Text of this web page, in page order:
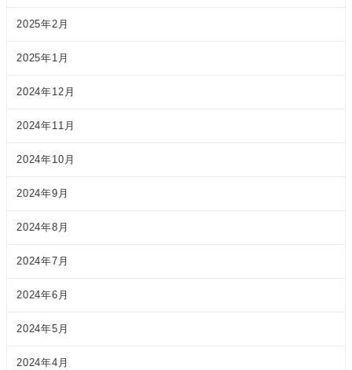
2025年2月
2025年1月
2024年12月
2024年11月
2024年10月
2024年9月
2024年8月
2024年7月
2024年6月
2024年5月
2024年4月